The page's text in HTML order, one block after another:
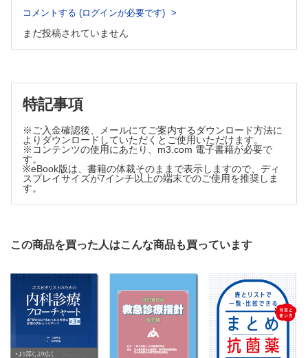
症例報告
独立行政法人地域医療機能推進機構船橋中央病院救急科／大塚 恭寛
他
琉球大学医学部附属病院救急部／寺田 泰蔵
Ⅲ．その他の自然毒による中毒
1．ボツリヌス症；四肢の筋力低下の前に，呼吸がやられる
2．ヒスタミン中毒
聖路加国際病院救急部／堀江 勝博 他
Ⅳ．有毒動物による刺咬症
2．有毒節足動物
兵庫医科大学皮膚科学／夏秋 優
3．クラゲ
聖路加国際病院救急部／堀江 勝博 他
連載
釣り
コメントする (ログインが必要です)
まだ投稿されていません
特記事項
※ご入金確認後、メールにてご案内するダウンロード方法に
よりダウンロードしていただくとご使用いただけます。
※コンテンツの使用にあたり、m3.com 電子書籍が必要で
す。
※eBook版は、書籍の体裁そのままで表示しますので、ディ
スプレイサイズが7インチ以上の端末でのご使用を推奨しま
す。
この商品を買った人はこんな商品も買っています